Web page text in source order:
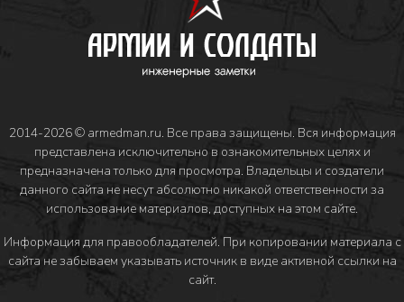
2014-2026 © armedman.ru. Все права защищены. Вся информация
представлена исключительно в ознакомительных целях и
предназначена только для просмотра. Владельцы и создатели
данного сайта не несут абсолютно никакой ответственности за
использование материалов, доступных на этом сайте.
Информация для правообладателей. При копировании материала с
сайта не забываем указывать источник в виде активной ссылки на
сайт.